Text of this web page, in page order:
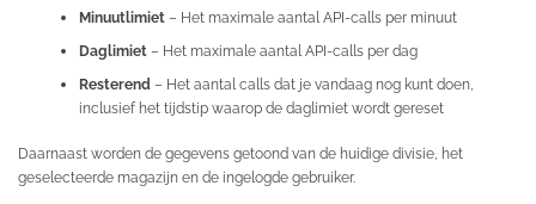
Minuutlimiet– Het maximale aantal API-calls per minuut
Daglimiet– Het maximale aantal API-calls per dag
Resterend– Het aantal calls dat je vandaag nog kunt doen,
inclusief het tijdstip waarop de daglimiet wordt gereset
Daarnaast worden de gegevens getoond van de huidige divisie, het
geselecteerde magazijn en de ingelogde gebruiker.